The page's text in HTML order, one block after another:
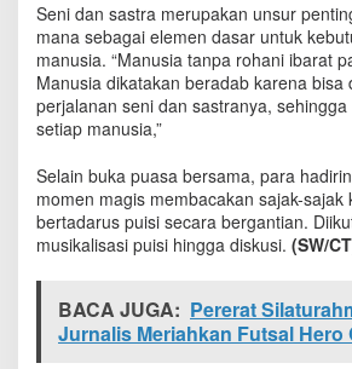
s
t
r
a
h
g
g
a
T
a
a
r
u
Seni dan sastra merupakan unsur
mana sebagai elemen dasar untuk
manusia. “Manusia tanpa rohani ibarat
Manusia dikatakan beradab karena bisa
perjalanan seni dan sastranya,
setiap manusia,”
Selain buka puasa bersama, para
momen magis membacakan sajak-sajak
bertadarus puisi secara bergantian.
musikalisasi puisi hingga diskusi. (SW/
BACA JUGA: Pererat
Jurnalis Meriahkan Futsal Hero